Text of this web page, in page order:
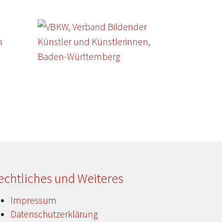
und Weiteres
Impressum
Datenschutzerklärung